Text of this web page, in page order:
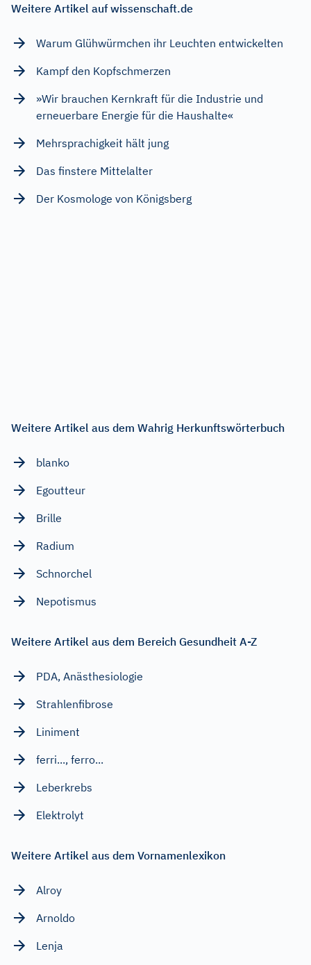
Weitere Artikel auf wissenschaft.de
Warum Glühwürmchen ihr Leuchten entwickelten
Kampf den Kopfschmerzen
»Wir brauchen Kernkraft für die Industrie und
erneuerbare Energie für die Haushalte«
Mehrsprachigkeit hält jung
Das finstere Mittelalter
Der Kosmologe von Königsberg
Weitere Artikel aus dem Wahrig Herkunftswörterbuch
blanko
Egoutteur
Brille
Radium
Schnorchel
Nepotismus
Weitere Artikel aus dem Bereich Gesundheit A-Z
PDA, Anästhesiologie
Strahlenfibrose
Liniment
ferri..., ferro...
Leberkrebs
Elektrolyt
Weitere Artikel aus dem Vornamenlexikon
Alroy
Arnoldo
Lenja